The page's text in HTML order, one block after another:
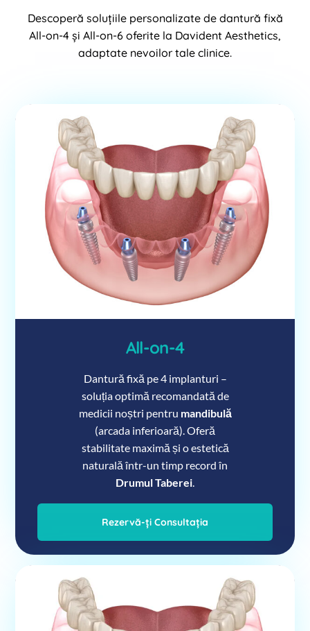
Descoperă soluțiile personalizate de dantură fixă
All-on-4 și All-on-6 oferite la Davident Aesthetics,
adaptate nevoilor tale clinice.
All-on-4
Dantură fixă pe 4 implanturi –
soluția optimă recomandată de
medicii noștri pentru mandibulă
(arcada inferioară). Oferă
stabilitate maximă și o estetică
naturală într-un timp record în
Drumul Taberei.
Rezervă-ți Consultația